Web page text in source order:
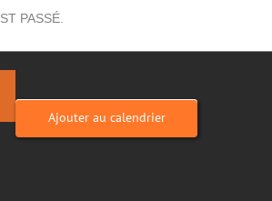
PASSÉ.
Ajouter au calendrier